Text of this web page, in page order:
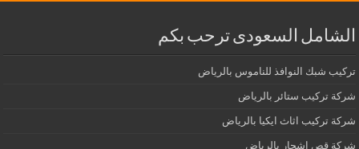
الشامل السعودى ترحب بكم
تركيب شبك النوافذ للناموس بالرياض
شركة تركيب ستائر بالرياض
شركة تركيب اثاث ايكيا بالرياض
شركة قص اشجار بالرياض